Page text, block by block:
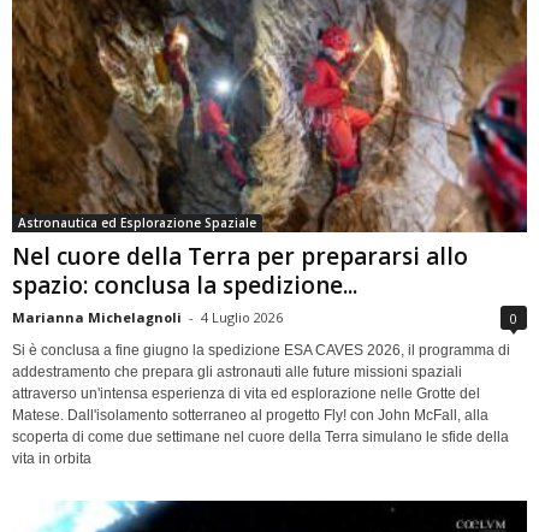
Astronautica ed Esplorazione Spaziale
Nel cuore della Terra per prepararsi allo
spazio: conclusa la spedizione...
Marianna Michelagnoli - 4 Luglio 2026 0
Si è conclusa a fine giugno la spedizione ESA CAVES 2026, il programma di
addestramento che prepara gli astronauti alle future missioni spaziali
attraverso un'intensa esperienza di vita ed esplorazione nelle Grotte del
Matese. Dall'isolamento sotterraneo al progetto Fly! con John McFall, alla
scoperta di come due settimane nel cuore della Terra simulano le sfide della
vita in orbita